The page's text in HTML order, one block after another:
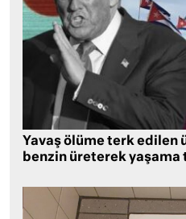
Yavaş ölüme terk
benzin üreterek yaşama